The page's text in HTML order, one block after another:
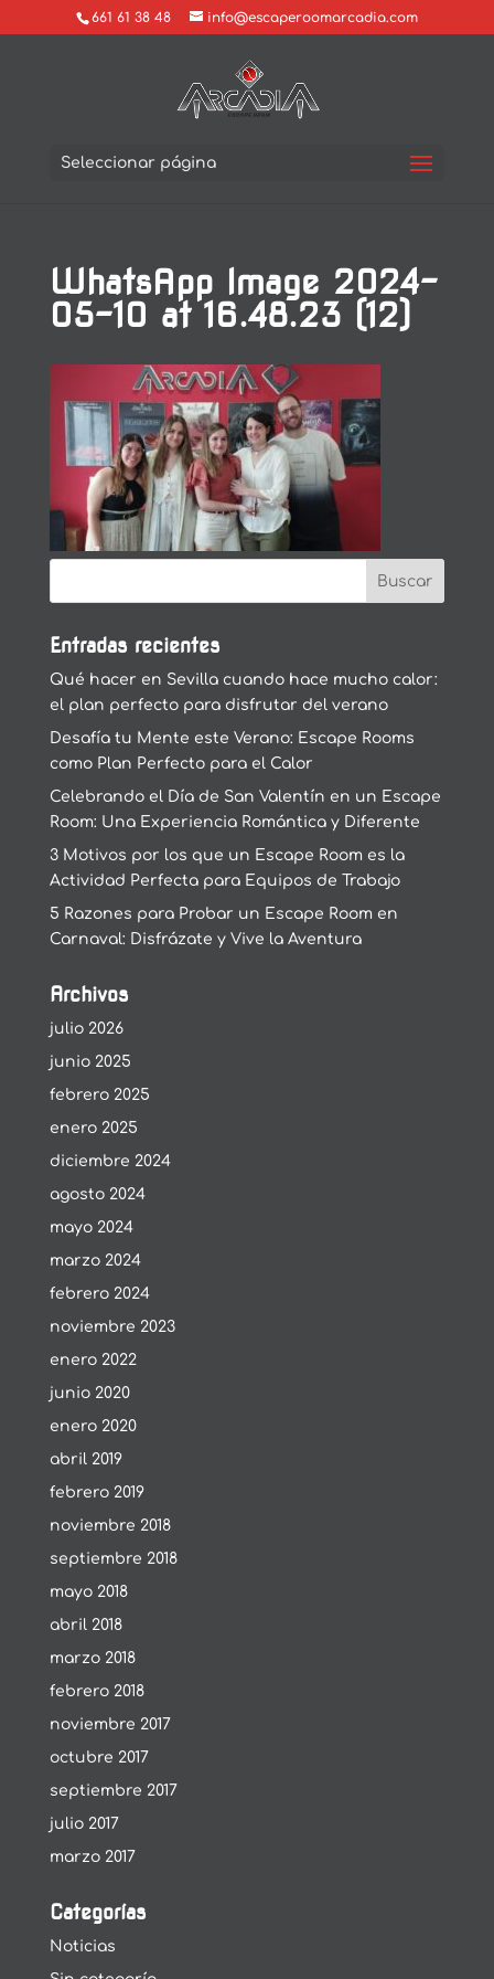
661 61 38 48 info@escaperoomarcadia.com
Seleccionar página
WhatsApp Image 2024-
05-10 at 16.48.23 (12)
Entradas recientes
Qué hacer en Sevilla cuando hace mucho calor:
el plan perfecto para disfrutar del verano
Desafía tu Mente este Verano: Escape Rooms
como Plan Perfecto para el Calor
Celebrando el Día de San Valentín en un Escape
Room: Una Experiencia Romántica y Diferente
3 Motivos por los que un Escape Room es la
Actividad Perfecta para Equipos de Trabajo
5 Razones para Probar un Escape Room en
Carnaval: Disfrázate y Vive la Aventura
Archivos
julio 2026
junio 2025
febrero 2025
enero 2025
diciembre 2024
agosto 2024
mayo 2024
marzo 2024
febrero 2024
noviembre 2023
enero 2022
junio 2020
enero 2020
abril 2019
febrero 2019
noviembre 2018
septiembre 2018
mayo 2018
abril 2018
marzo 2018
febrero 2018
noviembre 2017
octubre 2017
septiembre 2017
julio 2017
marzo 2017
Categorías
Noticias